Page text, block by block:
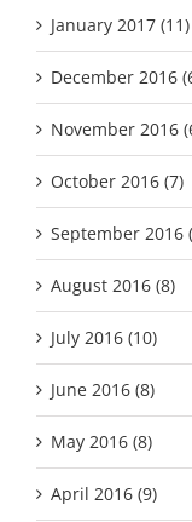
January 2017 (11)
December 2016
November 2016
October 2016 (7)
September 2016
August 2016 (8)
July 2016 (10)
June 2016 (8)
May 2016 (8)
April 2016 (9)